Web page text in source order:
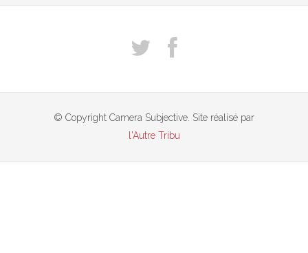
© Copyright Camera Subjective. Site réalisé par
l'Autre Tribu